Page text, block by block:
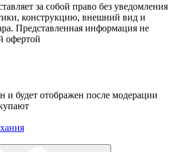
за собой право без уведомления
конструкцию, внешний вид и
Представленная информация не
офертой
и будет отображен после модерации